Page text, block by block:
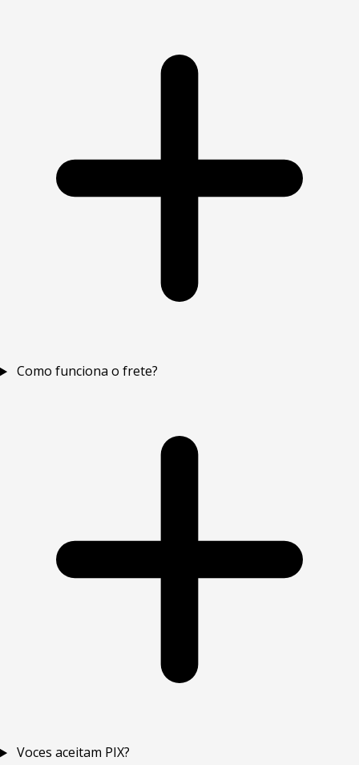
Como funciona o frete?
Voces aceitam PIX?